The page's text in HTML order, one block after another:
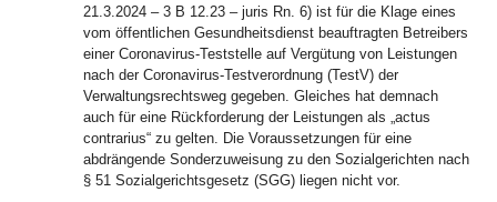
21.3.2024 – 3 B 12.23 – juris Rn. 6) ist für die Klage eines
vom öffentlichen Gesundheitsdienst beauftragten Betreibers
einer Coronavirus-Teststelle auf Vergütung von Leistungen
nach der Coronavirus-Testverordnung (TestV) der
Verwaltungsrechtsweg gegeben. Gleiches hat demnach
auch für eine Rückforderung der Leistungen als „actus
contrarius“ zu gelten. Die Voraussetzungen für eine
abdrängende Sonderzuweisung zu den Sozialgerichten nach
§ 51 Sozialgerichtsgesetz (SGG) liegen nicht vor.